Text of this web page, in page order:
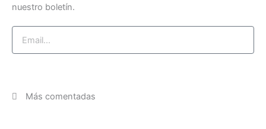
nuestro boletín.
Más comentadas